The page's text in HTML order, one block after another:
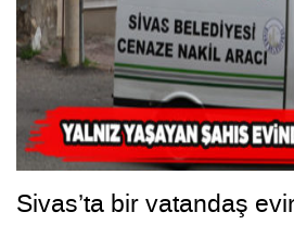
Sivas’ta bir vatandaş